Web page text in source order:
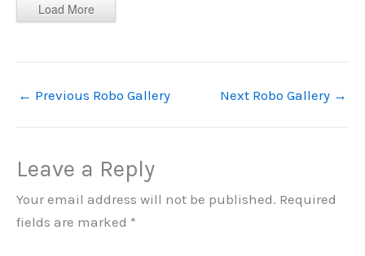
Load More
← Previous Robo Gallery Next Robo Gallery →
Leave a Reply
Your email address will not be published. Required
fields are marked *